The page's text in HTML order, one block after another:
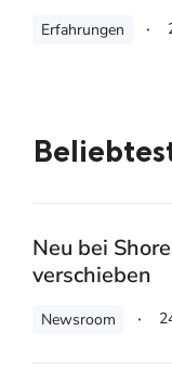
Erfahrungen
Neu bei
verschieben
Newsroom